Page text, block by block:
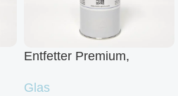
Entfetter Premium,
Glas